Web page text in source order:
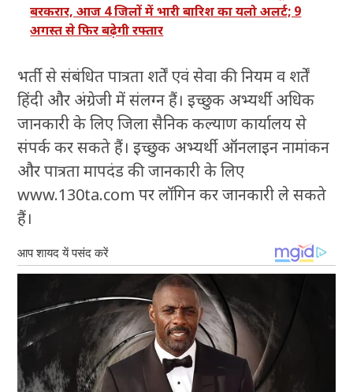
बरकरार, आज 4 जिलों में भारी बारिश का यलो अलर्ट; 9
अगस्त से फिर बढ़ेगी रफ्तार
भर्ती से संबंधित पात्रता शर्तें एवं सेवा की नियम व शर्तें
हिंदी और अंग्रेजी में संलग्न हैं। इच्छुक अभ्यर्थी अधिक
जानकारी के लिए जिला सैनिक कल्याण कार्यालय से
संपर्क कर सकते हैं। इच्छुक अभ्यर्थी ऑनलाइन नामांकन
और पात्रता मापदंड की जानकारी के लिए
www.130ta.com पर लॉगिन कर जानकारी ले सकते
हैं।